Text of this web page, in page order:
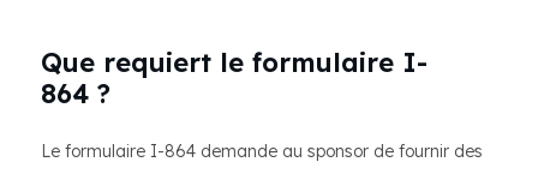
Que requiert le formulaire I-
864 ?
Le formulaire I-864 demande au sponsor de fournir des